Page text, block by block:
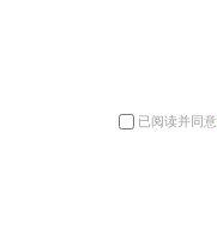
已阅读并同意